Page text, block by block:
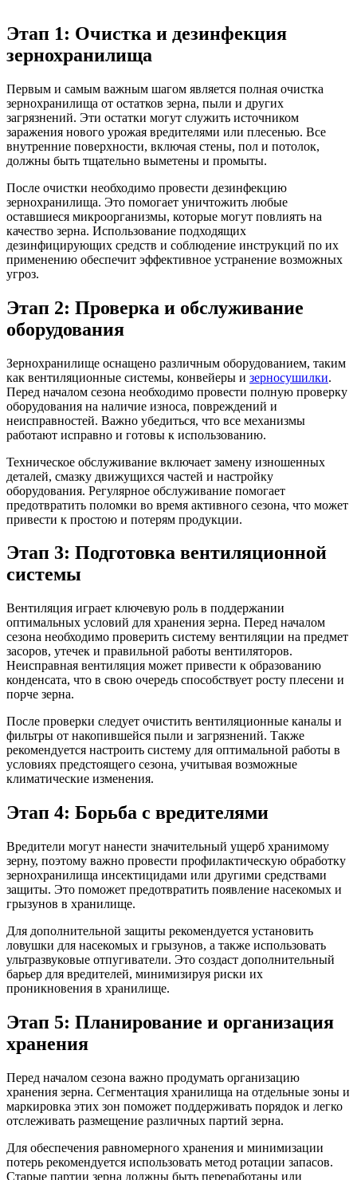
Этап 1: Очистка и дезинфекция
зернохранилища
Первым и самым важным шагом является полная очистка
зернохранилища от остатков зерна, пыли и других
загрязнений. Эти остатки могут служить источником
заражения нового урожая вредителями или плесенью. Все
внутренние поверхности, включая стены, пол и потолок,
должны быть тщательно выметены и промыты.
После очистки необходимо провести дезинфекцию
зернохранилища. Это помогает уничтожить любые
оставшиеся микроорганизмы, которые могут повлиять на
качество зерна. Использование подходящих
дезинфицирующих средств и соблюдение инструкций по их
применению обеспечит эффективное устранение возможных
угроз.
Этап 2: Проверка и обслуживание
оборудования
Зернохранилище оснащено различным оборудованием, таким
как вентиляционные системы, конвейеры и зерносушилки.
Перед началом сезона необходимо провести полную проверку
оборудования на наличие износа, повреждений и
неисправностей. Важно убедиться, что все механизмы
работают исправно и готовы к использованию.
Техническое обслуживание включает замену изношенных
деталей, смазку движущихся частей и настройку
оборудования. Регулярное обслуживание помогает
предотвратить поломки во время активного сезона, что может
привести к простою и потерям продукции.
Этап 3: Подготовка вентиляционной
системы
Вентиляция играет ключевую роль в поддержании
оптимальных условий для хранения зерна. Перед началом
сезона необходимо проверить систему вентиляции на предмет
засоров, утечек и правильной работы вентиляторов.
Неисправная вентиляция может привести к образованию
конденсата, что в свою очередь способствует росту плесени и
порче зерна.
После проверки следует очистить вентиляционные каналы и
фильтры от накопившейся пыли и загрязнений. Также
рекомендуется настроить систему для оптимальной работы в
условиях предстоящего сезона, учитывая возможные
климатические изменения.
Этап 4: Борьба с вредителями
Вредители могут нанести значительный ущерб хранимому
зерну, поэтому важно провести профилактическую обработку
зернохранилища инсектицидами или другими средствами
защиты. Это поможет предотвратить появление насекомых и
грызунов в хранилище.
Для дополнительной защиты рекомендуется установить
ловушки для насекомых и грызунов, а также использовать
ультразвуковые отпугиватели. Это создаст дополнительный
барьер для вредителей, минимизируя риски их
проникновения в хранилище.
Этап 5: Планирование и организация
хранения
Перед началом сезона важно продумать организацию
хранения зерна. Сегментация хранилища на отдельные зоны и
маркировка этих зон поможет поддерживать порядок и легко
отслеживать размещение различных партий зерна.
Для обеспечения равномерного хранения и минимизации
потерь рекомендуется использовать метод ротации запасов.
Старые партии зерна должны быть переработаны или